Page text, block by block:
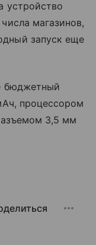
устройство
магазинов,
запуск еще
бюджетный
процессором
3,5 мм